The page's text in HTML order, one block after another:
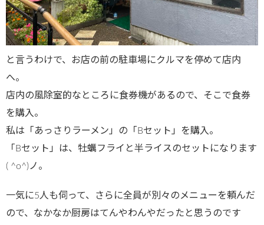
と言うわけで、お店の前の駐車場にクルマを停めて店内
へ。
店内の風除室的なところに食券機があるので、そこで食券
を購入。
私は「あっさりラーメン」の「Bセット」を購入。
「Bセット」は、牡蠣フライと半ライスのセットになります
( ^o^)ノ。
一気に5人も伺って、さらに全員が別々のメニューを頼んだ
ので、なかなか厨房はてんやわんやだったと思うのです